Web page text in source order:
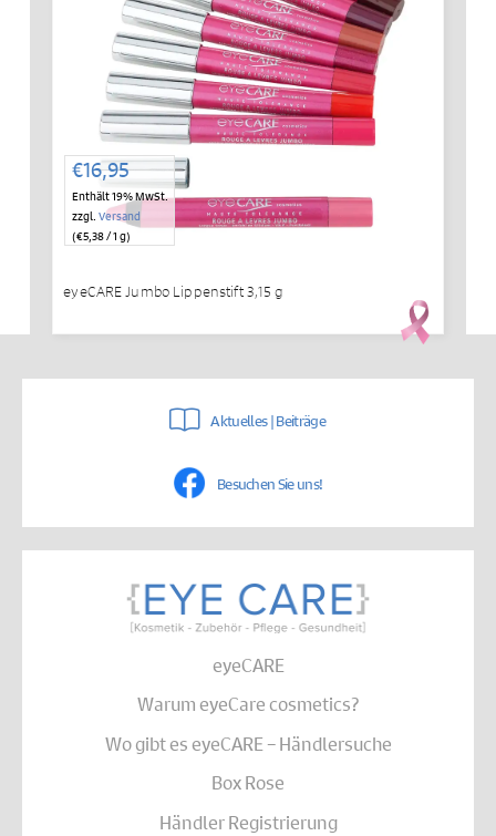
€16,95
Enthält 19% MwSt.
zzgl. Versand
(€5,38/ 1 g)
eyeCARE Jumbo Lippenstift 3,15 g
Aktuelles | Beiträge
Besuchen Sie uns!
eyeCARE
Warum eyeCare cosmetics?
Wo gibt es eyeCARE – Händlersuche
Box Rose
Händler Registrierung